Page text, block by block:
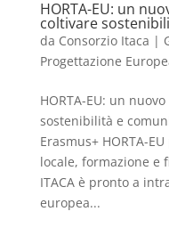
HORTA-EU: un
coltivare
da Consorzio Itaca |
Progettazione
HORTA-EU: un
sostenibilità e
Erasmus+ HORTA-
locale, formazione e
ITACA è pronto a
europea...